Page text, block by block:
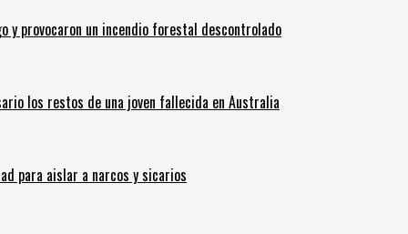
y provocaron un incendio forestal descontrolado
los restos de una joven fallecida en Australia
para aislar a narcos y sicarios